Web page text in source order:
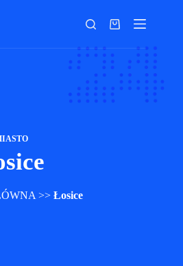
Koszyk
>>Łosice